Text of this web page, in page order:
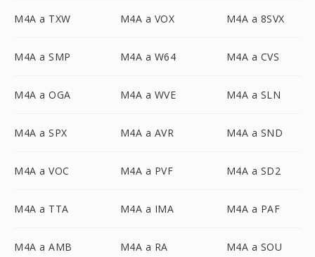
M4A a TXW M4A a VOX M4A a 8SVX
M4A a SMP M4A a W64 M4A a CVS
M4A a OGA M4A a WVE M4A a SLN
M4A a SPX M4A a AVR M4A a SND
M4A a VOC M4A a PVF M4A a SD2
M4A a TTA M4A a IMA M4A a PAF
M4A a AMB M4A a RA M4A a SOU